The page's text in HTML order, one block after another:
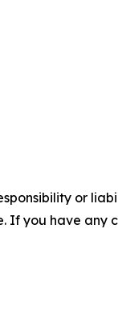
or
If you have any